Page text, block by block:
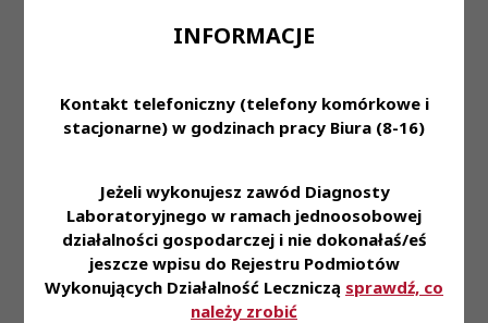
INFORMACJE
Kontakt telefoniczny (telefony komórkowe i
stacjonarne) w godzinach pracy Biura (8-16)
Jeżeli wykonujesz zawód Diagnosty
Laboratoryjnego w ramach jednoosobowej
działalności gospodarczej i nie dokonałaś/eś
jeszcze wpisu do Rejestru Podmiotów
Wykonujących Działalność Leczniczą sprawdź, co
należy zrobić
- Pracę z wykorzystaniem najnowszych technologii
medycznymi
- Perspektywę doskonalenia swoich umiejętności i
specjalizacji
- Dofinansowanie do prywatnej opieki medycznej
lub karty MultiSport
- Zniżki na badania diagnostyczne dla Ciebie i